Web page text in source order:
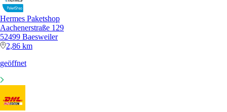
Hermes Paketshop
Aachenerstraße 129
52499 Baesweiler
2,86 km
geöffnet